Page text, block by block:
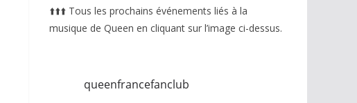
⬆️⬆️⬆️ Tous les prochains événements liés à la
musique de Queen en cliquant sur l’image ci-dessus.
queenfrancefanclub